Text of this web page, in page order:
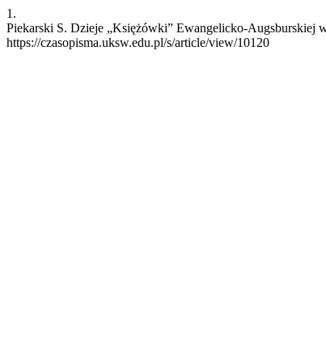
1.
Piekarski S. Dzieje „Księżówki” Ewangelicko-Augsburskiej
https://czasopisma.uksw.edu.pl/s/article/view/10120